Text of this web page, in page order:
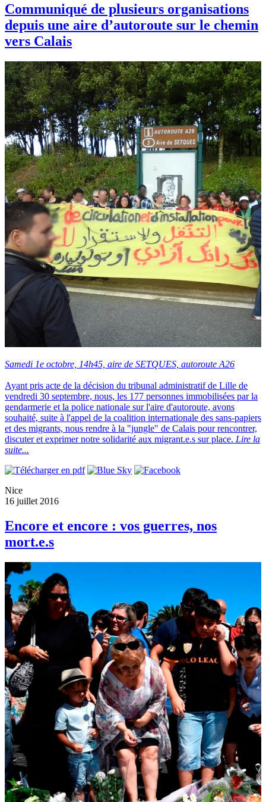
Communiqué de plusieurs organisations
depuis une aire d’autoroute sur le chemin
vers Calais
Samedi 1e octobre, 14h45, aire de SETQUES, autoroute A26
Ayant pris acte de la décision du tribunal administratif de Lille de
vendredi 30 septembre, nous, les 177 personnes immobilisées par la
gendarmerie et la police nationale sur l'aire d'autoroute, avons
souhaité, suite à l'appel de la coalition internationale des sans-papiers
et des migrants, nous rendre à la "jungle" de Calais pour rencontrer,
discuter et exprimer notre solidarité aux migrant.e.s sur place. Lire la
suite...
Nice
16 juillet 2016
Encore et encore : vos guerres, nos
mort.e.s